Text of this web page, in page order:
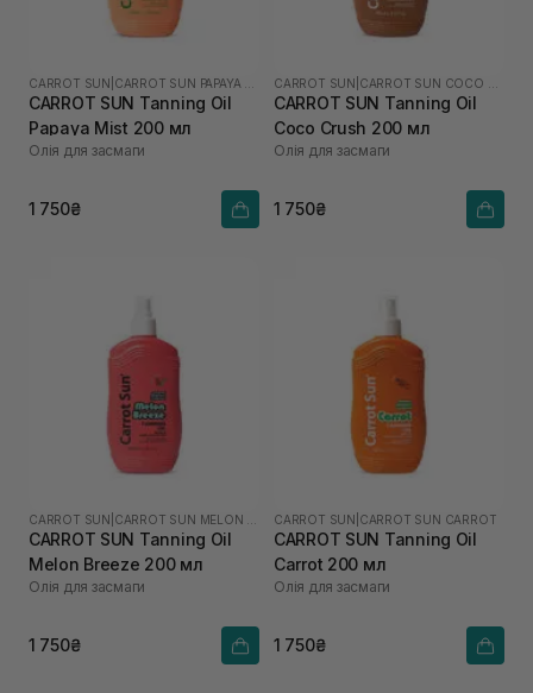
CARROT SUN
CARROT SUN Tanning Oil
Papaya Mist 200 мл
Олія для засмаги
1 750₴
CARROT SUN
CARROT SUN Tanning Oil
Coco Crush 200 мл
Олія для засмаги
1 750₴
CARROT SUN
CARROT SUN Tanning Oil
Melon Breeze 200 мл
Олія для засмаги
1 750₴
CARROT SUN CARROT SUN CARROT
CARROT SUN Tanning Oil
Carrot 200 мл
Олія для засмаги
1 750₴